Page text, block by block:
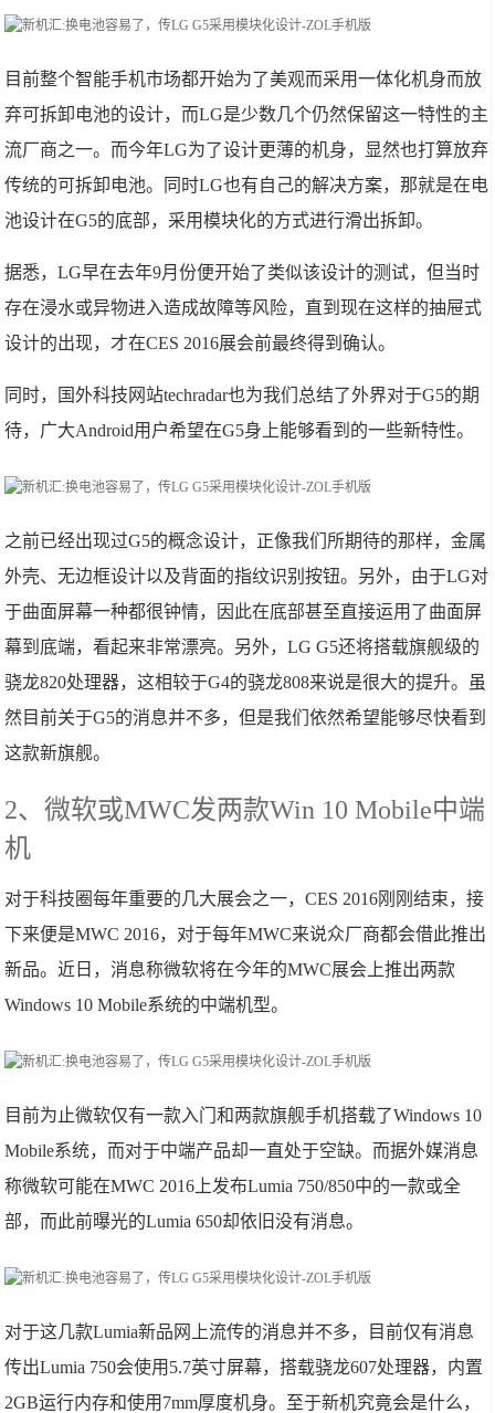
目前整个智能手机市场都开始为了美观而采用一体化机身而放
弃可拆卸电池的设计，而LG是少数几个仍然保留这一特性的主
流厂商之一。而今年LG为了设计更薄的机身，显然也打算放弃
传统的可拆卸电池。同时LG也有自己的解决方案，那就是在电
池设计在G5的底部，采用模块化的方式进行滑出拆卸。
据悉，LG早在去年9月份便开始了类似该设计的测试，但当时
存在浸水或异物进入造成故障等风险，直到现在这样的抽屉式
设计的出现，才在CES 2016展会前最终得到确认。
同时，国外科技网站techradar也为我们总结了外界对于G5的期
待，广大Android用户希望在G5身上能够看到的一些新特性。
之前已经出现过G5的概念设计，正像我们所期待的那样，金属
外壳、无边框设计以及背面的指纹识别按钮。另外，由于LG对
于曲面屏幕一种都很钟情，因此在底部甚至直接运用了曲面屏
幕到底端，看起来非常漂亮。另外，LG G5还将搭载旗舰级的
骁龙820处理器，这相较于G4的骁龙808来说是很大的提升。虽
然目前关于G5的消息并不多，但是我们依然希望能够尽快看到
这款新旗舰。
2、微软或MWC发两款Win 10 Mobile中端
机
对于科技圈每年重要的几大展会之一，CES 2016刚刚结束，接
下来便是MWC 2016，对于每年MWC来说众厂商都会借此推出
新品。近日，消息称微软将在今年的MWC展会上推出两款
Windows 10 Mobile系统的中端机型。
目前为止微软仅有一款入门和两款旗舰手机搭载了Windows 10
Mobile系统，而对于中端产品却一直处于空缺。而据外媒消息
称微软可能在MWC 2016上发布Lumia 750/850中的一款或全
部，而此前曝光的Lumia 650却依旧没有消息。
对于这几款Lumia新品网上流传的消息并不多，目前仅有消息
传出Lumia 750会使用5.7英寸屏幕，搭载骁龙607处理器，内置
2GB运行内存和使用7mm厚度机身。至于新机究竟会是什么，